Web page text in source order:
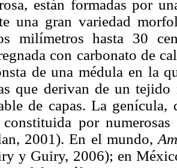
están formadas por
una gran variedad
milímetros hasta 30
con carbonato de
de una médula en la
que derivan de un tejido
de capas. La
constituida por
2001). En el mundo,
y Guiry, 2006); en